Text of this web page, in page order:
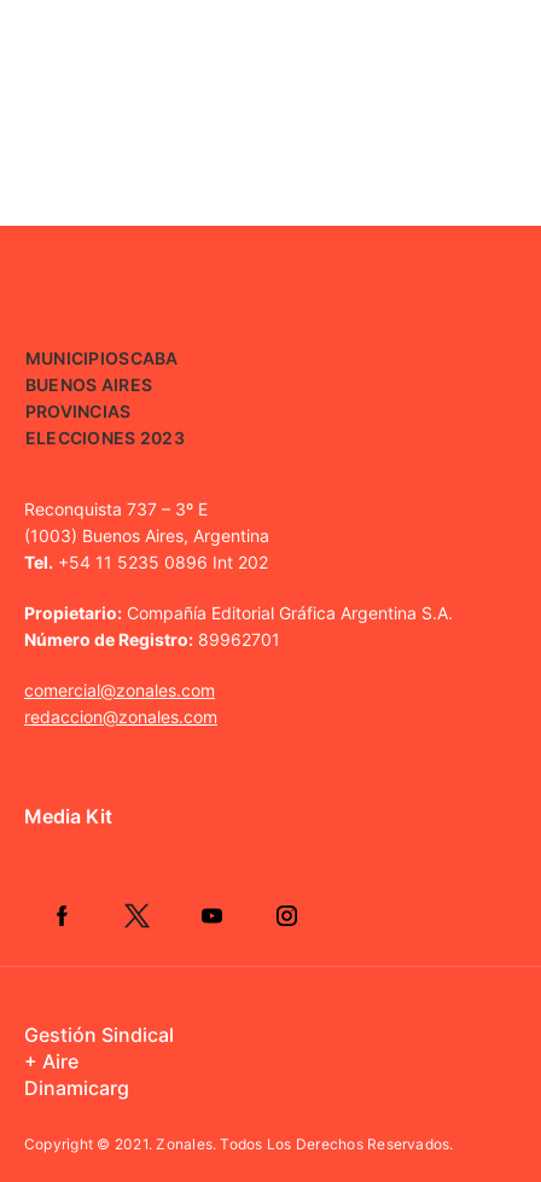
MUNICIPIOSCABA
BUENOS AIRES
PROVINCIAS
ELECCIONES 2023
Reconquista 737 – 3º E
(1003) Buenos Aires, Argentina
Tel. +54 11 5235 0896 Int 202
Propietario: Compañía Editorial Gráfica Argentina S.A.
Número de Registro: 89962701
comercial@zonales.com
redaccion@zonales.com
Media Kit
Gestión Sindical
+ Aire
Dinamicarg
Copyright © 2021.Zonales. Todos Los Derechos Reservados.